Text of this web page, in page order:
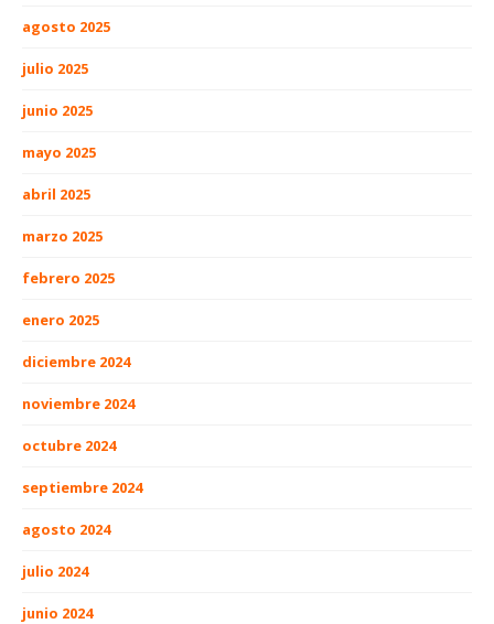
agosto 2025
julio 2025
junio 2025
mayo 2025
abril 2025
marzo 2025
febrero 2025
enero 2025
diciembre 2024
noviembre 2024
octubre 2024
septiembre 2024
agosto 2024
julio 2024
junio 2024